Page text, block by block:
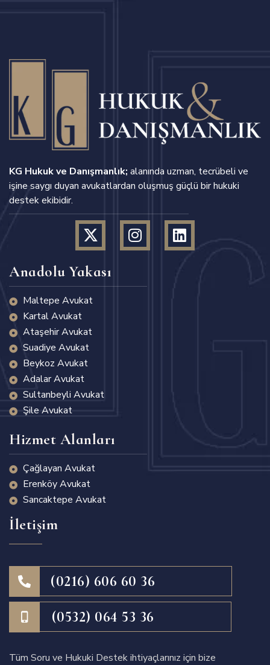
KG Hukuk ve Danışmanlık; alanında uzman, tecrübeli ve
işine saygı duyan avukatlardan oluşmuş güçlü bir hukuki
destek ekibidir.
Anadolu Yakası
Maltepe Avukat
Kartal Avukat
Ataşehir Avukat
Suadiye Avukat
Beykoz Avukat
Adalar Avukat
Sultanbeyli Avukat
Şile Avukat
Hizmet Alanları
Çağlayan Avukat
Erenköy Avukat
Sancaktepe Avukat
İletişim
(0216) 606 60 36
(0532) 064 53 36
Tüm Soru ve Hukuki Destek ihtiyaçlarınız için bize